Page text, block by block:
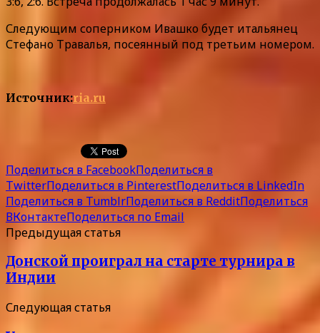
Следующим соперником Ивашко будет итальянец
Стефано Травалья, посеянный под третьим номером.
Источник:ria.ru
Поделиться в FacebookПоделиться в
TwitterПоделиться в PinterestПоделиться в LinkedIn
Поделиться в TumblrПоделиться в RedditПоделиться
ВКонтактеПоделиться по Email
Предыдущая статья
Донской проиграл на старте турнира в
Индии
Следующая статья